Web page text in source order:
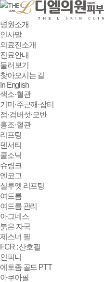
병원소개
인사말
의료진소개
진료안내
둘러보기
찾아오시는 길
In English
색소·혈관
기미·주근깨·잡티
점·검버섯·모반
홍조·혈관
리프팅
덴서티
쿨소닉
슈링크
엔코그
실루엣 리프팅
여드름
여드름 관리
아그네스
붉은 자국
제스너 필
FCR : 산호필
인피니
에토좀 골드 PTT
아쿠아필